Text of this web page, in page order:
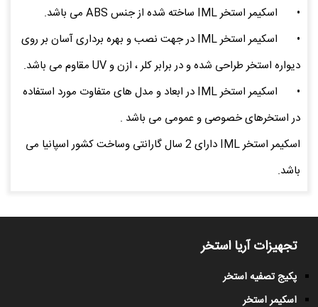
•
اسکیمر استخر IML ساخته شده از جنس ABS می باشد.
•
اسکیمر استخر IML در جهت نصب و بهره برداری آسان بر روی
دیواره استخر طراحی شده و در برابر کلر ، ازن و UV مقاوم می باشد.
•
اسکیمر استخر IML در ابعاد و مدل های متفاوت مورد استفاده
در استخرهای خصوصی و عمومی می باشد .
اسکیمر استخر IML دارای 2 سال گارانتی وساخت کشور اسپانیا می
باشد.
تجهیزات آریا استخر
پکیج تصفیه استخر
اسکیمر استخر